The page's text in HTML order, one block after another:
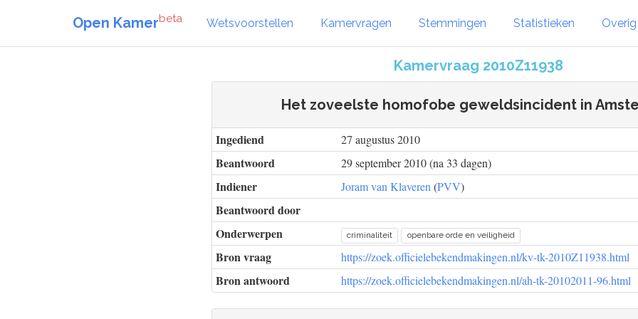
Open Kamerbeta Wetsvoorstellen Kamervragen Stemmingen Statistieken Overig
Kamervraag 2010Z11938
Het zoveelste homofobe geweldsincident in
Ingediend 27 augustus 2010
Beantwoord 29 september 2010 (na 33 dagen)
Indiener Joram van Klaveren (PVV)
Beantwoord door
Onderwerpen
criminaliteit openbare orde en veiligheid
Bron vraag https://zoek.officielebekendmakingen.nl/kv-tk-2010Z11938.html
Bron antwoord https://zoek.officielebekendmakingen.nl/ah-tk-20102011-96.html